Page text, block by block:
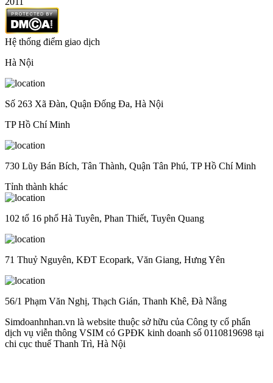
Hệ thống điểm giao dịch
Hà Nội
Số 263 Xã Đàn, Quận Đống Đa, Hà Nội
TP Hồ Chí Minh
730 Lũy Bán Bích, Tân Thành, Quận Tân Phú, TP Hồ Chí Minh
Tỉnh thành khác
102 tổ 16 phố Hà Tuyên, Phan Thiết, Tuyên Quang
71 Thuỷ Nguyên, KĐT Ecopark, Văn Giang, Hưng Yên
56/1 Phạm Văn Nghị, Thạch Gián, Thanh Khê, Đà Nẵng
Simdoanhnhan.vn là website thuộc sở hữu của Công ty cổ phẩn
dịch vụ viễn thông VSIM có GPĐK kinh doanh số 0110819698 tại
chi cục thuế Thanh Trì, Hà Nội